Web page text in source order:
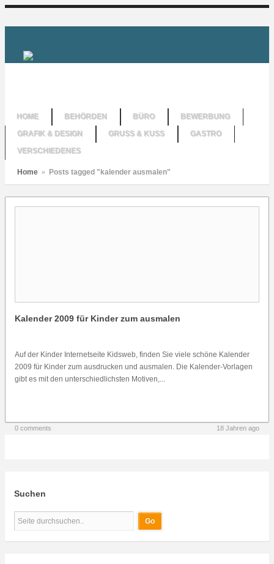
HOME BEHÖRDEN BÜRO
BEWERBUNG
GRAFIK & DESIGN
GRUSS & KUSS
GASTRO
VERSCHIEDENES
Home » Posts tagged "kalender ausmalen"
Kalender 2009 für Kinder zum ausmalen
Auf der Kinder Internetseite Kidsweb, finden Sie viele schöne Kalender
2009 für Kinder zum ausdrucken und ausmalen. Die Kalender-Vorlagen
gibt es mit den unterschiedlichsten Motiven,...
0 comments 18 Jahren ago
Suchen